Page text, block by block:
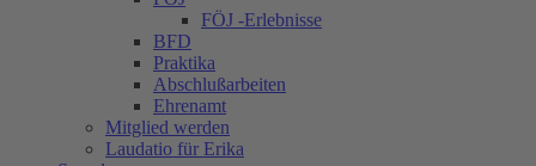
FÖJ -Erlebnisse
BFD
Praktika
Abschlußarbeiten
Ehrenamt
Mitglied werden
Laudatio für Erika